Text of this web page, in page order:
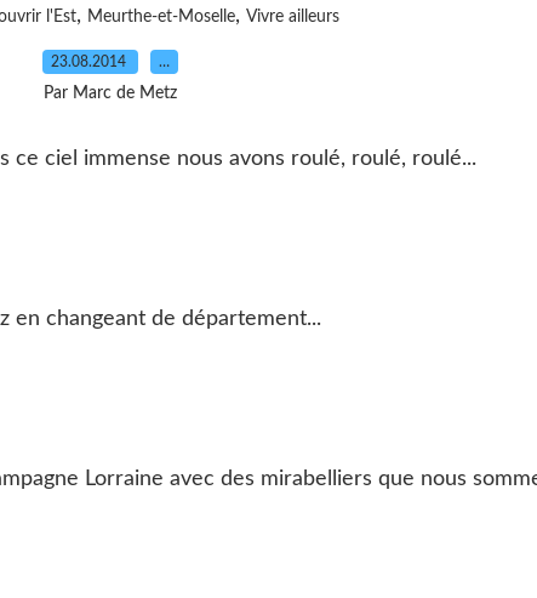
l'Est, Meurthe-et-Moselle, Vivre ailleurs
23.08.2014 …
Par Marc de Metz
ce ciel immense nous avons roulé, roulé, roulé...
en changeant de département...
Lorraine avec des mirabelliers que nous